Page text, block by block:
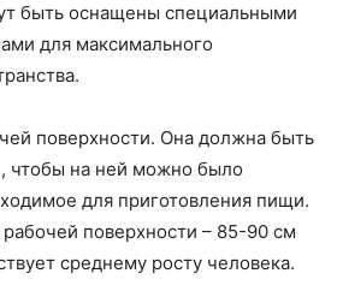
быть оснащены специальными
для максимального
поверхности. Она должна быть
чтобы на ней можно было
для приготовления пищи.
поверхности – 85-90 см
среднему росту человека.